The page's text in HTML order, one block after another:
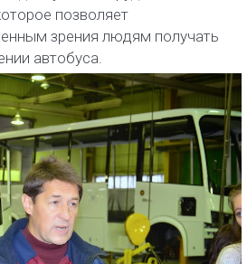
позволяет
зрения людям получать
автобуса.